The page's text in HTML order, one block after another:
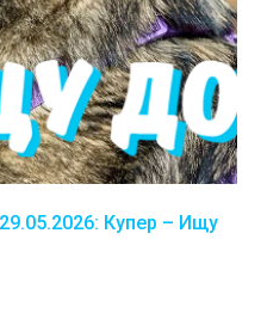
Купер – Ищу